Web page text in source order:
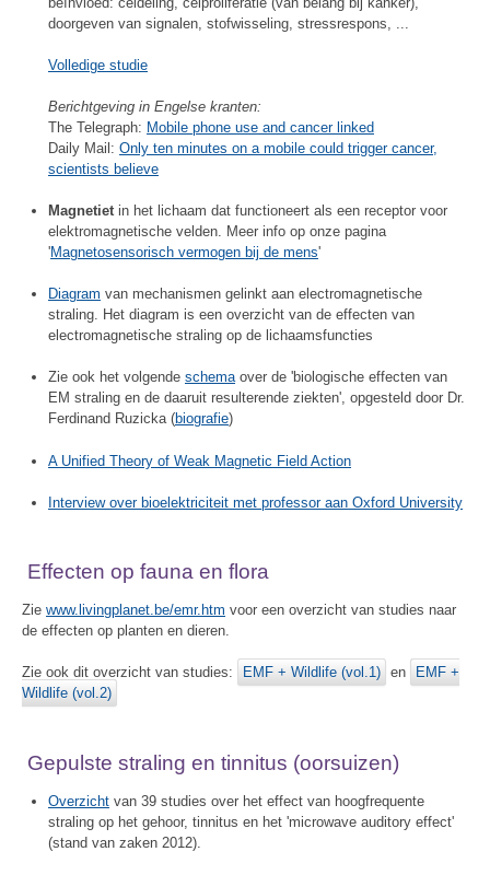
doorgeven van signalen, stofwisseling, stressrespons, ...
Volledige studie
Berichtgeving in Engelse kranten:
The Telegraph: Mobile phone use and cancer linked
Daily Mail: Only ten minutes on a mobile could trigger cancer,
scientists believe
Magnetiet in het lichaam dat functioneert als een receptor voor
elektromagnetische velden. Meer info op onze pagina
'Magnetosensorisch vermogen bij de mens'
Diagram van mechanismen gelinkt aan electromagnetische
straling. Het diagram is een overzicht van de effecten van
electromagnetische straling op de lichaamsfuncties
Zie ook het volgende schemaover de 'biologische effecten van
EM straling en de daaruit resulterende ziekten', opgesteld door Dr.
Ferdinand Ruzicka (biografie)
A Unified Theory of Weak Magnetic Field Action
Interview over bioelektriciteit met professor aan Oxford University
Effecten op fauna en flora
Zie www.livingplanet.be/emr.htm voor een overzicht van studies naar
de effecten op planten en dieren.
Zie ook dit overzicht van studies: EMF + Wildlife (vol.1) en
EMF +
Wildlife (vol.2)
Gepulste straling en tinnitus (oorsuizen)
Overzicht van 39 studies over het effect van hoogfrequente
straling op het gehoor, tinnitus en het 'microwave auditory effect'
(stand van zaken 2012).